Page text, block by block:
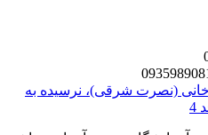
(نصرت شرقی)، نرسيده به